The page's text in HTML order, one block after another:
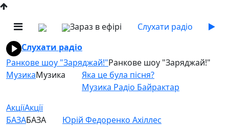
Зараз в ефірі
Слухати радіо
Слухати радіо
Ранкове шоу "Заряджай!"Ранкове шоу "Заряджай!"
МузикаМузика
Яка це була пісня?
Музика Радіо Байрактар
АкціїАкції
БАЗАБАЗА
Юрій Федоренко Ахіллес